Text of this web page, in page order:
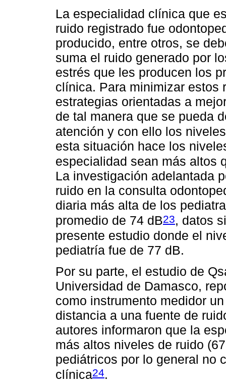
La especialidad clínica que
ruido registrado fue
producido, entre otros, se
suma el ruido generado por
estrés que les producen los
clínica. Para minimizar estos
estrategias orientadas a
de tal manera que se pueda
atención y con ello los
esta situación hace los
especialidad sean más altos
La investigación adelantada
ruido en la consulta
diaria más alta de los
promedio de 74 dB23, datos
presente estudio donde el
pediatría fue de 77 dB.
Por su parte, el estudio de
Universidad de Damasco,
como instrumento medidor
distancia a una fuente de
autores informaron que la
más altos niveles de ruido
pediátricos por lo general no
clínica24.